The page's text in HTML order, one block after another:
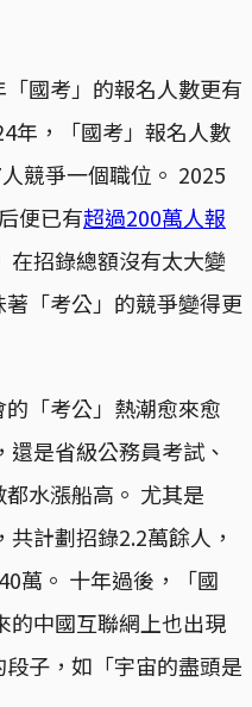
國考」的報名人數更有
年，「國考」報名人數
人競爭一個職位。 2025
便已有超過200萬人報
在招錄總額沒有太大變
「考公」的競爭變得更
「考公」熱潮愈來愈
是省級公務員考試、
水漲船高。 尤其是
，共計劃招錄2.2萬餘人，
萬。 十年過後，「國
的中國互聯網上也出現
子，如「宇宙的盡頭是